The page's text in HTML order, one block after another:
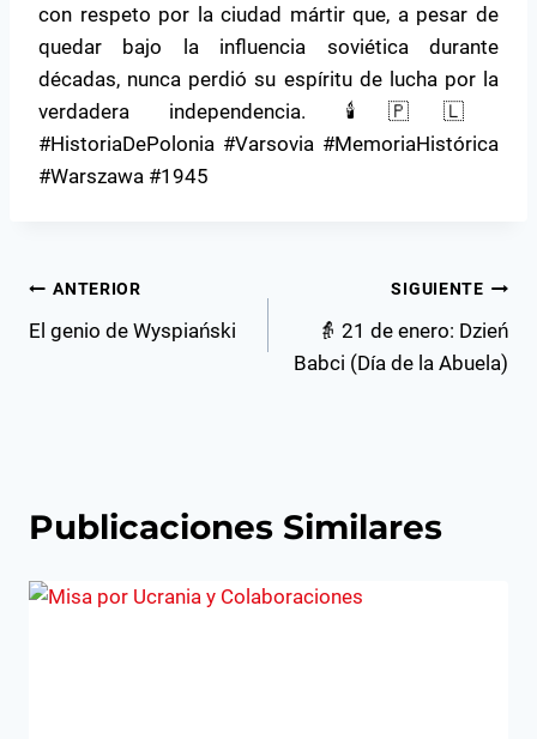
con respeto por la ciudad mártir que, a pesar de
quedar bajo la influencia soviética durante
décadas, nunca perdió su espíritu de lucha por la
verdadera independencia. 🕯️🇵🇱
#HistoriaDePolonia #Varsovia #MemoriaHistórica
#Warszawa #1945
Navegación
de
ANTERIOR
El genio de Wyspiański
SIGUIENTE
👵 21 de enero: Dzień
Babci (Día de la Abuela)
Publicaciones Similares